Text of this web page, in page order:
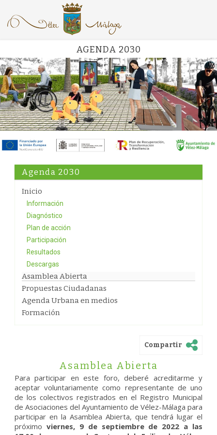
AGENDA 2030
Agenda 2030
Inicio
Información
Diagnóstico
Plan de acción
Participación
Resultados
Descargas
Asamblea Abierta
Propuestas Ciudadanas
Agenda Urbana en medios
Formación
Compartir
Asamblea Abierta
Para participar en este foro, deberé acreditarme y
aceptar voluntariamente como representante de uno
de los colectivos registrados en el Registro Municipal
de Asociaciones del Ayuntamiento de Vélez-Málaga para
participar en la Asamblea Abierta, que tendrá lugar el
próximo viernes, 9 de septiembre de 2022 a las